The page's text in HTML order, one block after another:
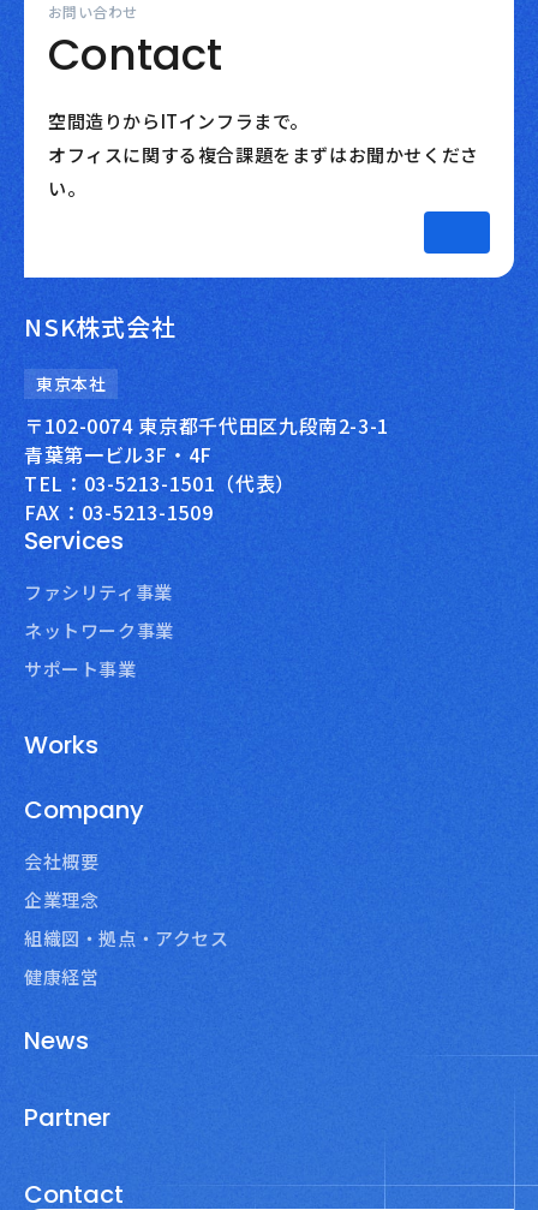
お問い合わせ
Contact
空間造りからITインフラまで。
オフィスに関する複合課題をまずはお聞かせくださ
い。
NSK株式会社
東京本社
〒102-0074 東京都千代田区九段南2-3-1
青葉第一ビル3F・4F
TEL：03-5213-1501（代表）
FAX：03-5213-1509
Services
ファシリティ事業
ネットワーク事業
サポート事業
Works
Company
会社概要
企業理念
組織図・拠点・アクセス
健康経営
News
Partner
Contact